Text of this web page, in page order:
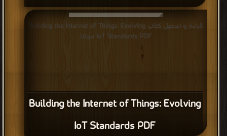
Building the Internet of Things: Evolving
IoT Standards PDF
قراءة و تحميل كتاب Building the Internet of Things: Evolving
IoT Standards PDF مجانا